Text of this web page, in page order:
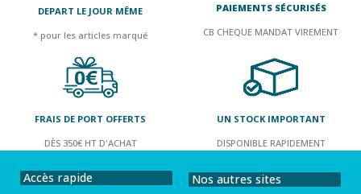
DEPART LE JOUR MÊME
* pour les articles marqué
PAIEMENTS SÉCURISÉS
CB CHEQUE MANDAT VIREMENT
FRAIS DE PORT OFFERTS
DÈS 350€ HT D'ACHAT
UN STOCK IMPORTANT
DISPONIBLE RAPIDEMENT
Accès rapide Nos autres sites